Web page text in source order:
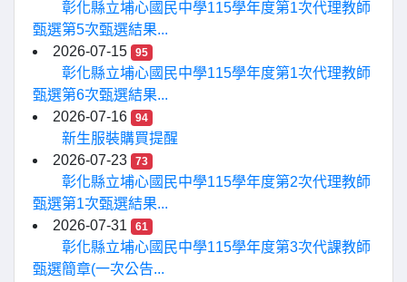
彰化縣立埔心國民中學115學年度第1次代理教師
甄選第5次甄選結果...
2026-07-15
95
彰化縣立埔心國民中學115學年度第1次代理教師
甄選第6次甄選結果...
2026-07-16
94
新生服裝購買提醒
2026-07-23
73
彰化縣立埔心國民中學115學年度第2次代理教師
甄選第1次甄選結果...
2026-07-31
61
彰化縣立埔心國民中學115學年度第3次代課教師
甄選簡章(一次公告...